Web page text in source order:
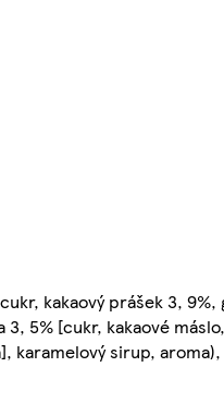
kakaový prášek 3, 9%,
5% [cukr, kakaové
karamelový sirup,